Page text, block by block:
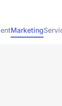
Marketing